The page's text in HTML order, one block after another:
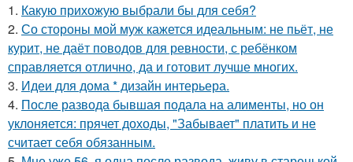
1. Какую прихожую выбрали бы для себя?
2. Со стороны мой муж кажется идеальным: не пьёт, не
курит, не даёт поводов для ревности, с ребёнком
справляется отлично, да и готовит лучше многих.
3. Идеи для дома * дизайн интерьера.
4. После развода бывшая подала на алименты, но он
уклоняется: прячет доходы, "Забывает" платить и не
считает себя обязанным.